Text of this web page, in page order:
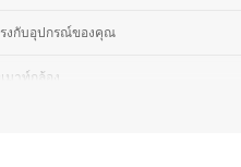
รงกับอุปกรณ์ของคุณ
มาท์กล้อง